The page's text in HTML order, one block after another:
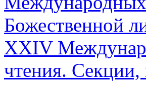
Божественной
XXIV
чтения. Секции,